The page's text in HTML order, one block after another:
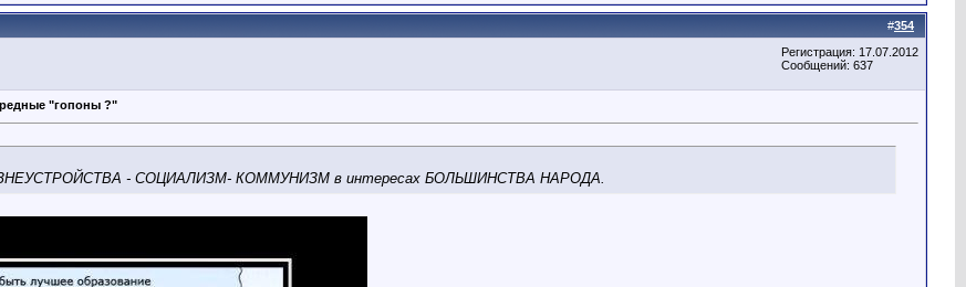
#354
Регистрация: 17.07.2012
Сообщений: 637
"гопоны ?"
- СОЦИАЛИЗМ- КОММУНИЗМ в интересах БОЛЬШИНСТВА НАРОДА.